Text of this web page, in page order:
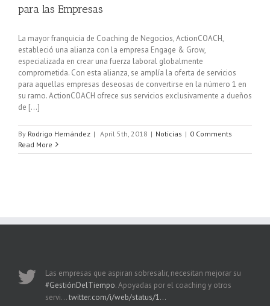
para las Empresas
La mayor franquicia de Coaching de Negocios, ActionCOACH,
estableció una alianza con la empresa Engage & Grow,
especializada en crear una fuerza laboral globalmente
comprometida. Con esta alianza, se amplía la oferta de servicios
para aquellas empresas deseosas de convertirse en la número 1 en
su ramo. ActionCOACH ofrece sus servicios exclusivamente a dueños
de [...]
By Rodrigo Hernández | April 5th, 2018 | Noticias | 0 Comments
Read More
Las empresas que aspiran sobresalir, necesitan mejorar su
#GestiónDelTiempo. Apoyadas por el coaching y otros
servi…twitter.com/i/web/status/1…